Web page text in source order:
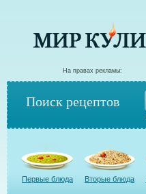
На правах рекламы:
Поиск рецептов
Первые блюда Вторые блюда